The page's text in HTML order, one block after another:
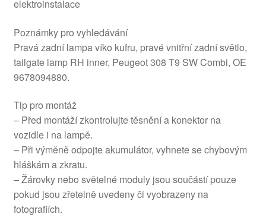
elektroinstalace
Poznámky pro vyhledávání
Pravá zadní lampa víko kufru, pravé vnitřní zadní světlo,
tailgate lamp RH inner, Peugeot 308 T9 SW Combi, OE
9678094880.
Tip pro montáž
– Před montáží zkontrolujte těsnění a konektor na
vozidle i na lampě.
– Při výměně odpojte akumulátor, vyhnete se chybovým
hláškám a zkratu.
– Žárovky nebo světelné moduly jsou součástí pouze
pokud jsou zřetelně uvedeny či vyobrazeny na
fotografiích.